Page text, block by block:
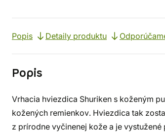
Popis Detaily produktu
Popis
Vrhacia hviezdica Shuriken s koženým
kožených remienkov. Hviezdica tak
z prírodne vyčinenej kože a je